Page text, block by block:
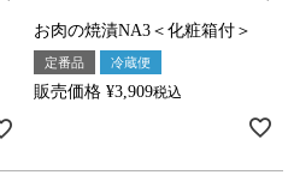
お肉の焼漬NA3＜化粧箱付＞
定番品 冷蔵便
販売価格 ¥3,909税込